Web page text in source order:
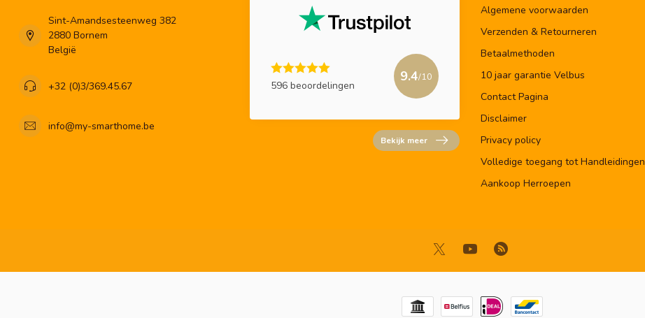
Sint-Amandsesteenweg 382
2880 Bornem
België
+32 (0)3/369.45.67
info@my-smarthome.be
596 beoordelingen
9.4/10
Bekijk meer
Algemene voorwaarden
Verzenden & Retourneren
Betaalmethoden
10 jaar garantie Velbus
Contact Pagina
Disclaimer
Privacy policy
Volledige toegang tot Handleidingen
Aankoop Herroepen